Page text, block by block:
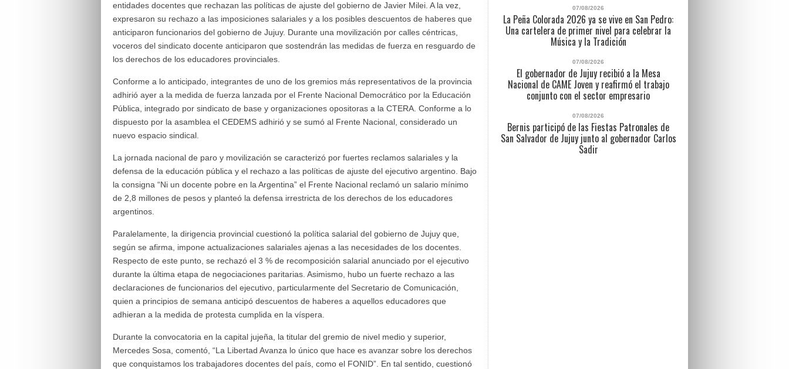
entidades docentes que rechazan las políticas de ajuste del gobierno de Javier Milei. A la vez,
expresaron su rechazo a las imposiciones salariales y a los posibles descuentos de haberes que
anticiparon funcionarios del gobierno de Jujuy. Durante una movilización por calles céntricas,
voceros del sindicato docente anticiparon que sostendrán las medidas de fuerza en resguardo de
los derechos de los educadores provinciales.
Conforme a lo anticipado, integrantes de uno de los gremios más representativos de la provincia
adhirió ayer a la medida de fuerza lanzada por el Frente Nacional Democrático por la Educación
Pública, integrado por sindicato de base y organizaciones opositoras a la CTERA. Conforme a lo
dispuesto por la asamblea el CEDEMS adhirió y se sumó al Frente Nacional, considerado un
nuevo espacio sindical.
La jornada nacional de paro y movilización se caracterizó por fuertes reclamos salariales y la
defensa de la educación pública y el rechazo a las políticas de ajuste del ejecutivo argentino. Bajo
la consigna “Ni un docente pobre en la Argentina” el Frente Nacional reclamó un salario mínimo
de 2,8 millones de pesos y planteó la defensa irrestricta de los derechos de los educadores
argentinos.
Paralelamente, la dirigencia provincial cuestionó la política salarial del gobierno de Jujuy que,
según se afirma, impone actualizaciones salariales ajenas a las necesidades de los docentes.
Respecto de este punto, se rechazó el 3 % de recomposición salarial anunciado por el ejecutivo
durante la última etapa de negociaciones paritarias. Asimismo, hubo un fuerte rechazo a las
declaraciones de funcionarios del ejecutivo, particularmente del Secretario de Comunicación,
quien a principios de semana anticipó descuentos de haberes a aquellos educadores que
adhieran a la medida de protesta cumplida en la víspera.
Durante la convocatoria en la capital jujeña, la titular del gremio de nivel medio y superior,
Mercedes Sosa, comentó, “La Libertad Avanza lo único que hace es avanzar sobre los derechos
que conquistamos los trabajadores docentes del país, como el FONID”. En tal sentido, cuestionó
07/08/2026
La Peña Colorada 2026 ya se vive en San Pedro:
Una cartelera de primer nivel para celebrar la
Música y la Tradición
07/08/2026
El gobernador de Jujuy recibió a la Mesa
Nacional de CAME Joven y reafirmó el trabajo
conjunto con el sector empresario
07/08/2026
Bernis participó de las Fiestas Patronales de
San Salvador de Jujuy junto al gobernador Carlos
Sadir